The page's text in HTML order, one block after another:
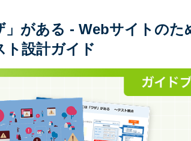
2025/02/19：【重要】システム変更に伴う
2026/07/27：【夏季休業のお知らせ】2026
」がある - Webサイトのた
ト設計ガイド